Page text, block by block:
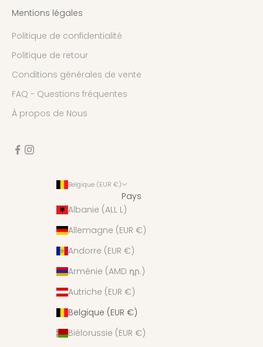
Mentions légales
Politique de confidentialité
Politique de retour
Conditions générales de vente
FAQ - Questions fréquentes
À propos de Nous
Belgique (EUR €)
Pays
Albanie (ALL L)
Allemagne (EUR €)
Andorre (EUR €)
Arménie (AMD դր.)
Autriche (EUR €)
Belgique (EUR €)
Biélorussie (EUR €)